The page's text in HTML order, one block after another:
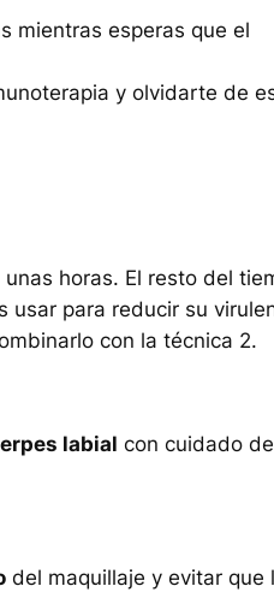
mientras esperas que el
y olvidarte de
horas. El resto del
usar para reducir su
con la técnica 2.
labial con cuidado
del maquillaje y evitar que